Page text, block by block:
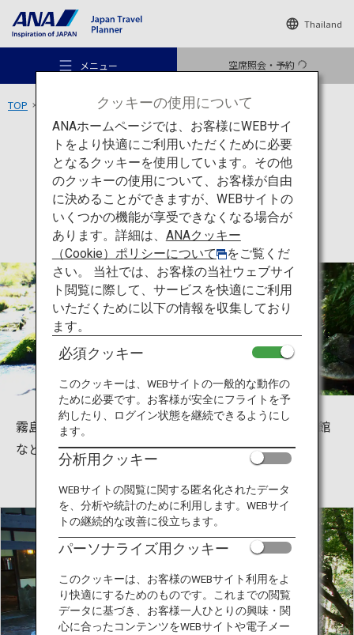
Thailand
メニュー 空席照会・予約
おすすめの旅
旅のアイデア
行き先
旅のお役立ち情報
ANA サービス
TOP 霧島温泉郷
宿泊 鹿児島
霧島温泉郷
霧島は鹿児島県内でも屈指の温泉地です。ホテルや旅館
なども充実し、日帰りにも宿泊にもおすすめです。
クッキーの使用について
ANAホームページでは、お客様にWEBサイ
トをより快適にご利用いただくために必要
となるクッキーを使用しています。その他
のクッキーの使用について、お客様が自由
に決めることができますが、WEBサイトの
いくつかの機能が享受できなくなる場合が
あります。詳細は、 ANAクッキー
（Cookie）ポリシーについて
をご覧くだ
さい。 当社では、お客様の当社ウェブサイ
ト閲覧に際して、サービスを快適にご利用
いただくために以下の情報を収集しており
ます。
必須クッキー
このクッキーは、WEBサイトの一般的な動作の
ために必要です。お客様が安全にフライトを予
約したり、ログイン状態を継続できるようにし
ます。
分析用クッキー
WEBサイトの閲覧に関する匿名化されたデータ
を、分析や統計のために利用します。WEBサイ
トの継続的な改善に役立ちます。
パーソナライズ用クッキー
このクッキーは、お客様のWEBサイト利用をよ
り快適にするためのものです。これまでの閲覧
データに基づき、お客様一人ひとりの興味・関
心に合ったコンテンツをWEBサイトや電子メー